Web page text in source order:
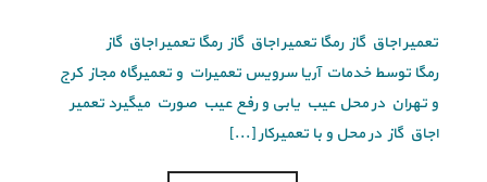
تعمیر اجاق گاز رمگا تعمیر اجاق گاز رمگا تعمیر اجاق گاز
رمگا توسط خدمات آریا سرویس تعمیرات و تعمیرگاه مجاز کرج
و تهران در محل عیب یابی و رفع عیب صورت میگیرد تعمیر
اجاق گاز در محل و با تعمیرکار [...]